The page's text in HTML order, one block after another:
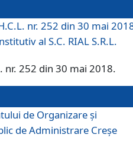
nr. 252 din 30 mai
al S.C. RIAL S.R.L.
nr. 252 din 30 mai 2018.
de Organizare și
de Administrare Creșe